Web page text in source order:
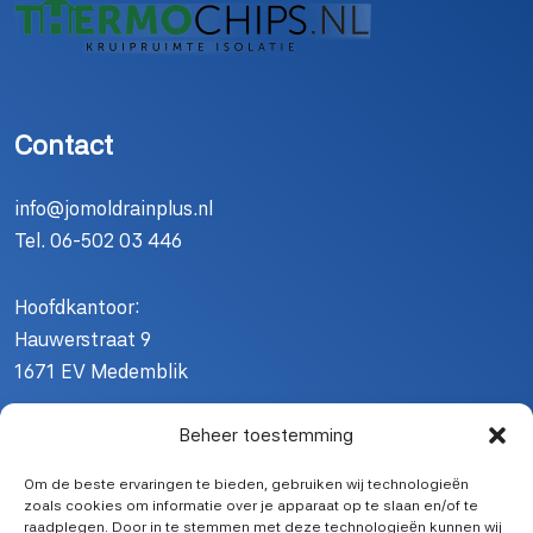
Beheer toestemming
Om de beste ervaringen te bieden, gebruiken wij technologieën
zoals cookies om informatie over je apparaat op te slaan en/of te
raadplegen. Door in te stemmen met deze technologieën kunnen wij
Contact
info@jomoldrainplus.nl
Tel. 06-502 03 446
Hoofdkantoor:
Hauwerstraat 9
1671 EV Medemblik
Wil je weten watJomol Drainplusvoor jouw project kan